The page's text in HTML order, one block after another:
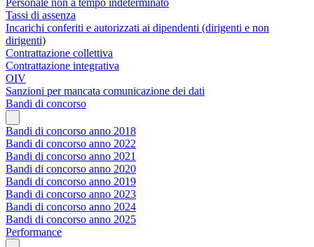
Tassi di assenza
Incarichi conferiti e autorizzati ai dipendenti (dirigenti e non
dirigenti)
Contrattazione collettiva
Contrattazione integrativa
OIV
Sanzioni per mancata comunicazione dei dati
Bandi di concorso
Bandi di concorso anno 2018
Bandi di concorso anno 2022
Bandi di concorso anno 2021
Bandi di concorso anno 2020
Bandi di concorso anno 2019
Bandi di concorso anno 2023
Bandi di concorso anno 2024
Bandi di concorso anno 2025
Performance